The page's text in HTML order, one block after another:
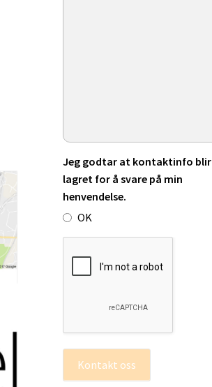
Jeg godtar at kontaktinfo blir
lagret for å svare på min
henvendelse.
OK
Kontakt oss